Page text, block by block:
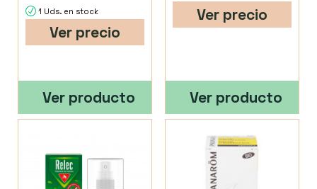
1 Uds. en stock
Ver precio
Ver producto
Ver precio
Ver producto